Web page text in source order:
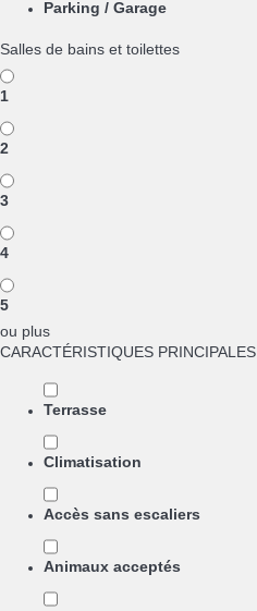
Parking / Garage
Salles de bains et toilettes
1
2
3
4
5
ou plus
CARACTÉRISTIQUES PRINCIPALES
Terrasse
Climatisation
Accès sans escaliers
Animaux acceptés